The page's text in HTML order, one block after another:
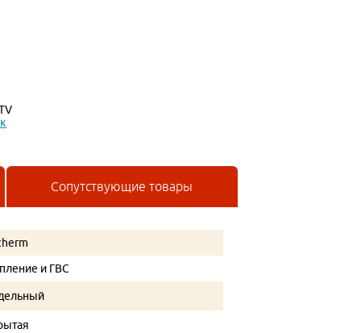
Сопутствующие товары
и ГВС